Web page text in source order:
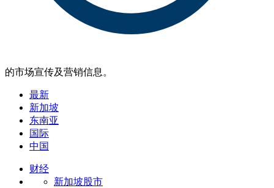
的市场宣传及营销信息。
最新
新加坡
东南亚
国际
中国
财经
新加坡股市